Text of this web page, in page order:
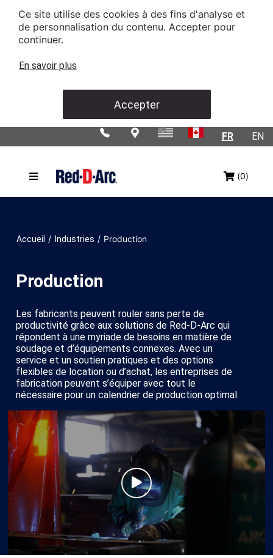
Ce site utilise des cookies à des fins d'analyse et
de personnalisation du contenu. Accepter pour
continuer.
En savoir plus
Accepter
EN
FR
(0)
Accueil / Industries / Production
Production
Les fabricants peuvent rouler sans perte de
productivité grâce aux solutions de Red-D-Arc qui
répondent à une myriade de besoins en matière de
soudage et d’équipements connexes. Avec un
service et un soutien pratiques et des options
flexibles de location ou d’achat, les entreprises de
fabrication peuvent s’équiper avec tout le
nécessaire pour un calendrier de production optimal.